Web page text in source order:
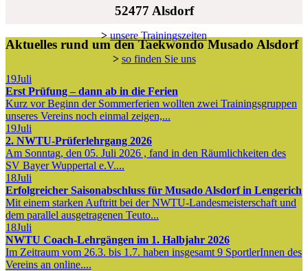
52477 Alsdorf
> unsere Trainingszeiten
> so finden Sie uns
Aktuelles rund um den Taekwondo Musado Alsdorf
19Juli
Erst Prüfung – dann ab in die Ferien
Kurz vor Beginn der Sommerferien wollten zwei Trainingsgruppen
unseres Vereins noch einmal zeigen,...
19Juli
2. NWTU-Prüferlehrgang 2026
Am Sonntag, den 05. Juli 2026 , fand in den Räumlichkeiten des
SV Bayer Wuppertal e.V....
18Juli
Erfolgreicher Saisonabschluss für Musado Alsdorf in Lengerich
Mit einem starken Auftritt bei der NWTU-Landesmeisterschaft und
dem parallel ausgetragenen Teuto...
18Juli
NWTU Coach-Lehrgängen im 1. Halbjahr 2026
Im Zeitraum vom 26.3. bis 1.7. haben insgesamt 9 SportlerInnen des
Vereins an online....